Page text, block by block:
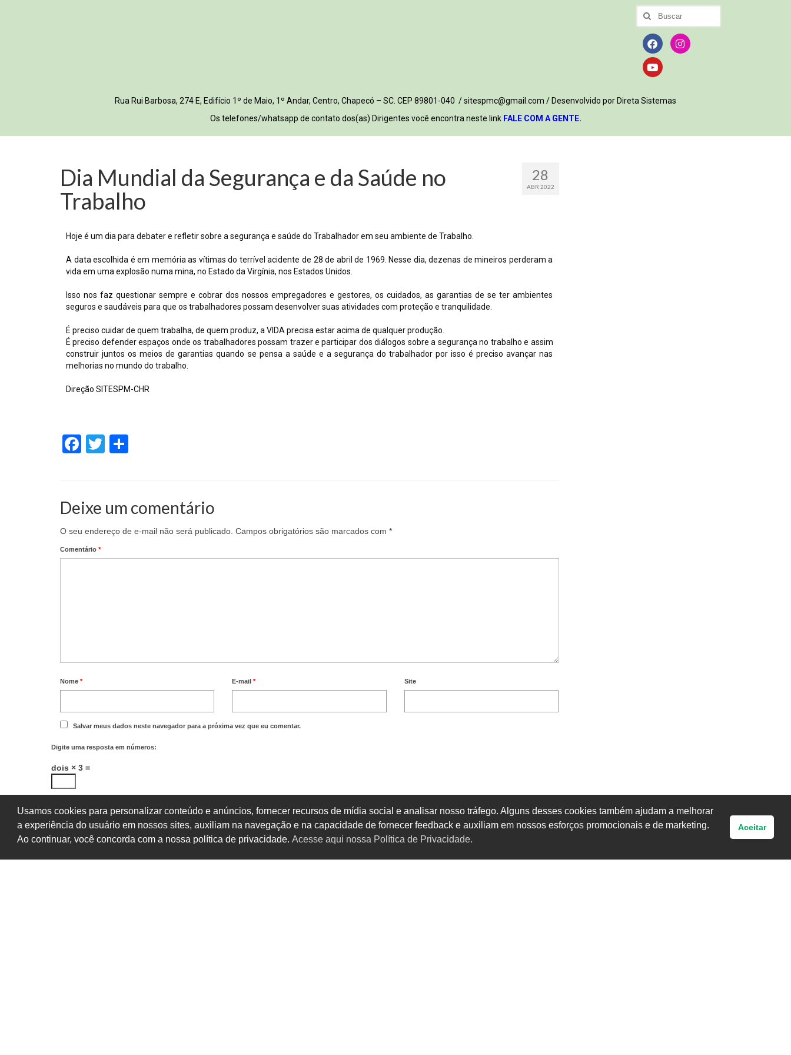
Rua Rui Barbosa, 274 E, Edifício 1º de Maio, 1º Andar, Centro, Chapecó – SC. CEP 89801-040 / sitespmc@gmail.com / Desenvolvido por Direta Sistemas
Os telefones/whatsapp de contato dos(as) Dirigentes você encontra neste link FALE COM A GENTE.
28
ABR 2022
Dia Mundial da Segurança e da Saúde no
Trabalho
Hoje é um dia para debater e refletir sobre a segurança e saúde do Trabalhador em seu ambiente de Trabalho.
A data escolhida é em memória as vítimas do terrível acidente de 28 de abril de 1969. Nesse dia, dezenas de mineiros perderam a
vida em uma explosão numa mina, no Estado da Virgínia, nos Estados Unidos.
Isso nos faz questionar sempre e cobrar dos nossos empregadores e gestores, os cuidados, as garantias de se ter ambientes
seguros e saudáveis para que os trabalhadores possam desenvolver suas atividades com proteção e tranquilidade.
É preciso cuidar de quem trabalha, de quem produz, a VIDA precisa estar acima de qualquer produção.
É preciso defender espaços onde os trabalhadores possam trazer e participar dos diálogos sobre a segurança no trabalho e assim
construir juntos os meios de garantias quando se pensa a saúde e a segurança do trabalhador por isso é preciso avançar nas
melhorias no mundo do trabalho.
Direção SITESPM-CHR
Facebook
Twitter
Deixe um comentário
O seu endereço de e-mail não será publicado. Campos obrigatórios são marcados com *
Comentário *
Nome * E-mail* Site
Salvar meus dados neste navegador para a próxima vez que eu comentar.
Digite uma resposta em números:
dois × 3 =
Usamos cookies para personalizar conteúdo e anúncios, fornecer recursos de mídia social e analisar nosso tráfego. Alguns desses cookies também ajudam a melhorar
a experiência do usuário em nossos sites, auxiliam na navegação e na capacidade de fornecer feedback e auxiliam em nossos esforços promocionais e de marketing.
Ao continuar, você concorda com a nossa política de privacidade. Acesse aqui nossa Política de Privacidade.
Aceitar